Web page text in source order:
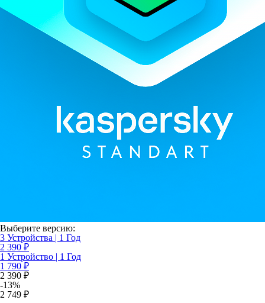
Выберите версию:
3 Устройства | 1 Год
2 390 ₽
1 Устройство | 1 Год
1 790 ₽
2 390 ₽
-13%
2 749 ₽